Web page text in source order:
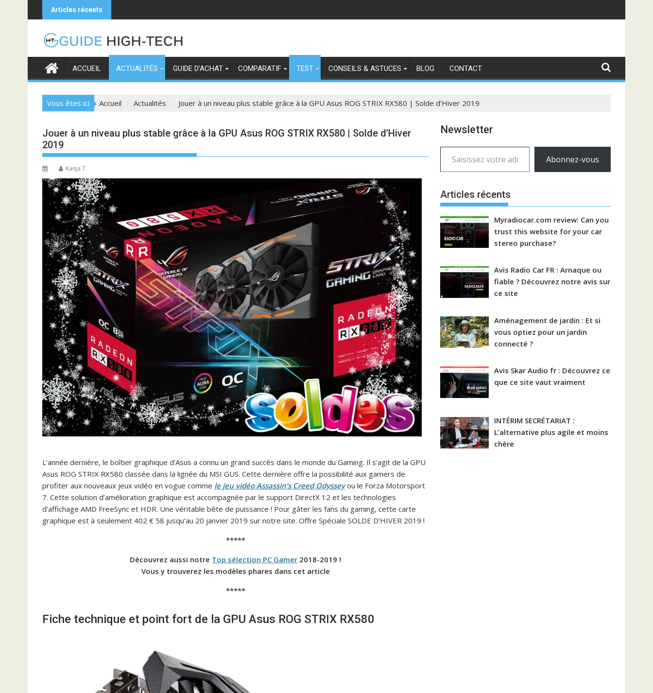
to
Articles récents
ACCUEIL ACTUALITÉS GUIDE D’ACHAT COMPARATIF TEST CONSEILS & ASTUCES BLOG CONTACT
Vous êtes ici Accueil Actualités Jouer à un niveau plus stable grâce à la GPU Asus ROG STRIX RX580 | Solde d’Hiver 2019
Jouer à un niveau plus stable grâce à la GPU Asus ROG STRIX RX580 | Solde d’Hiver
2019
Kanja T.
L’année dernière, le boîtier graphique d’Asus a connu un grand succès dans le monde du Gaming. Il s’agit de la GPU
Asus ROG STRIX RX580 classée dans la lignée du MSI GUS. Cette dernière offre la possibilité aux gamers de
profiter aux nouveaux jeux vidéo en vogue comme le jeu vidéo Assassin’s Creed Odysseyou le Forza Motorsport
7. Cette solution d’amélioration graphique est accompagnée par le support DirectX 12 et les technologies
d’affichage AMD FreeSync et HDR. Une véritable bête de puissance ! Pour gâter les fans du gaming, cette carte
graphique est à seulement 402 € 58 jusqu’au 20 janvier 2019 sur notre site. Offre Spéciale SOLDE D’HIVER 2019 !
*****
Découvrez aussi notre Top sélection PC Gamer 2018-2019 !
Vous y trouverez les modèles phares dans cet article
*****
Fiche technique et point fort de la GPU Asus ROG STRIX RX580
Newsletter
Saisissez votre adresse e-mail…
Abonnez-vous
Articles récents
Myradiocar.com review: Can you
trust this website for your car
stereo purchase?
Avis Radio Car FR : Arnaque ou
fiable ? Découvrez notre avis sur
ce site
Aménagement de jardin : Et si
vous optiez pour un jardin
connecté ?
Avis Skar Audio fr : Découvrez ce
que ce site vaut vraiment
INTÉRIM SECRÉTARIAT :
L’alternative plus agile et moins
chère